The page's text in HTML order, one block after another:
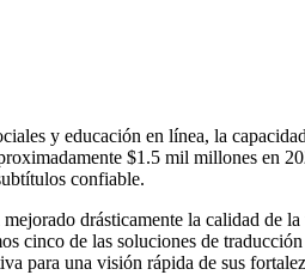
y educación en línea, la
$1.5 mil millones en
confiable.
drásticamente la calidad de
de las soluciones de
para una visión rápida de sus